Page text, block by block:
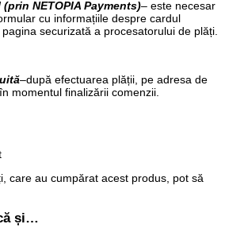
NETOPIA Payments)– este necesar
cu informațiile despre cardul
securizată a procesatorului de plăți.
–după efectuarea plății, pe adresa de
momentul finalizării comenzii.
care au cumpărat acest produs, pot să
și…